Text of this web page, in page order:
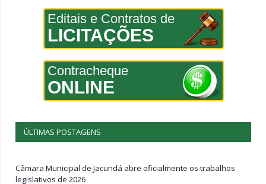
Editais e Contratos de
LICITAÇÕES
Contracheque
ONLINE
ÚLTIMAS POSTAGENS
Câmara Municipal de Jacundá abre oficialmente os trabalhos
legislativos de 2026